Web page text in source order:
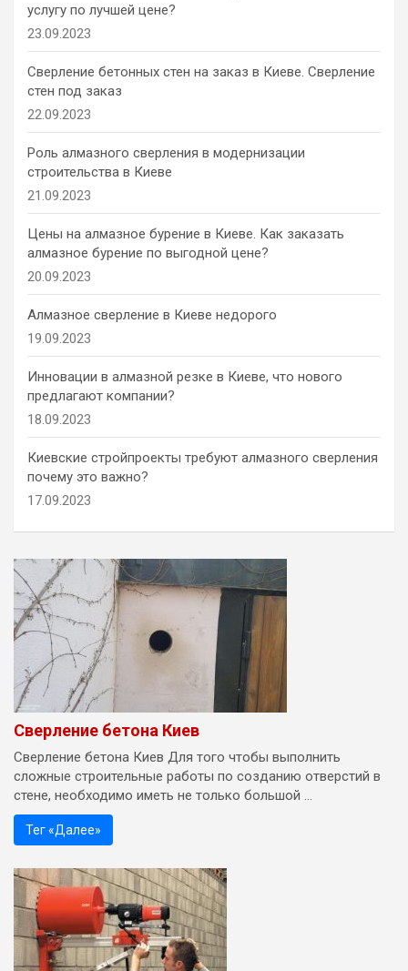
услугу по лучшей цене?
23.09.2023
Сверление бетонных стен на заказ в Киеве. Сверление
стен под заказ
22.09.2023
Роль алмазного сверления в модернизации
строительства в Киеве
21.09.2023
Цены на алмазное бурение в Киеве. Как заказать
алмазное бурение по выгодной цене?
20.09.2023
Алмазное сверление в Киеве недорого
19.09.2023
Инновации в алмазной резке в Киеве, что нового
предлагают компании?
18.09.2023
Киевские стройпроекты требуют алмазного сверления
почему это важно?
17.09.2023
Сверление бетона Киев
Сверление бетона Киев Для того чтобы выполнить
сложные строительные работы по созданию отверстий в
стене, необходимо иметь не только большой ...
Тег «Далее»